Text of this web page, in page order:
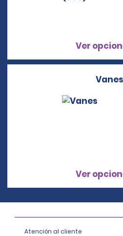
Ver
Vanes
Ver
Atención al cliente